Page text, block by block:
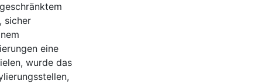
sicher
eine
wurde das